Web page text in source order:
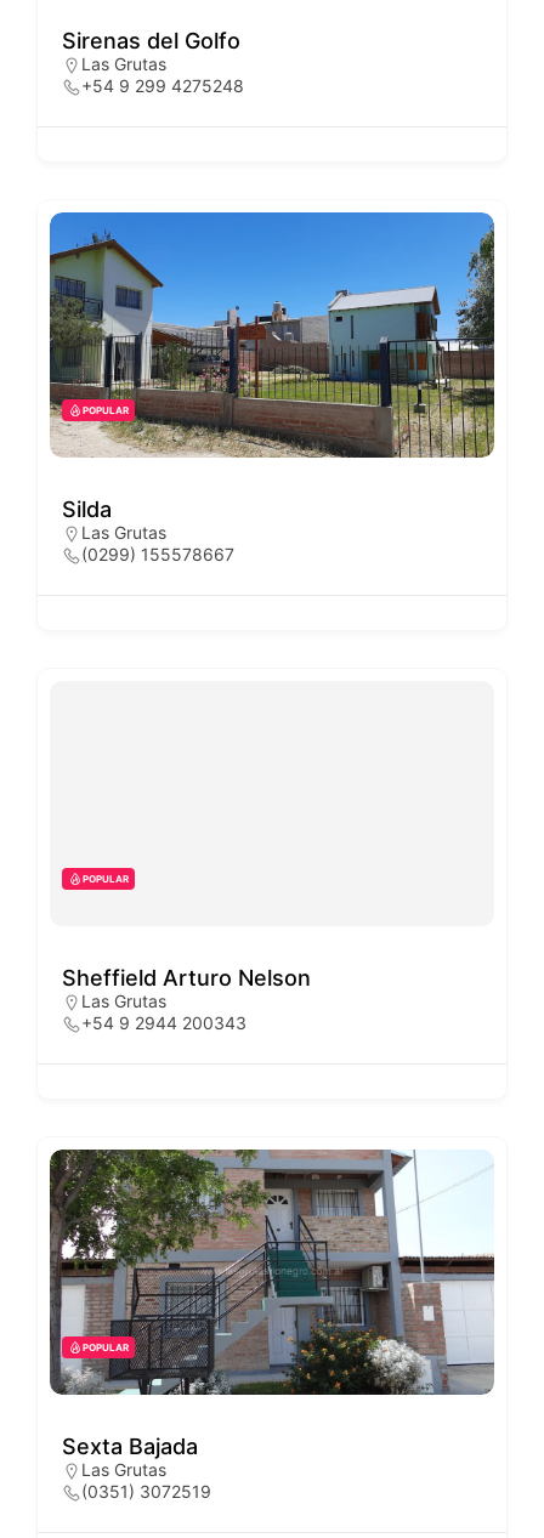
Sirenas del Golfo
Las Grutas
+54 9 299 4275248
POPULAR
Silda
Las Grutas
(0299) 155578667
POPULAR
Sheffield Arturo Nelson
Las Grutas
+54 9 2944 200343
POPULAR
Sexta Bajada
Las Grutas
(0351) 3072519